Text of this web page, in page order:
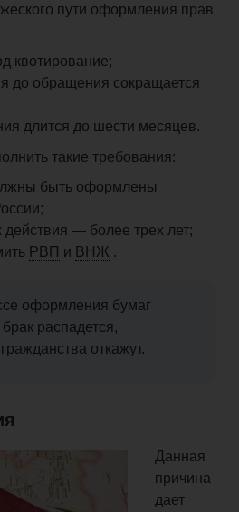
пути оформления прав
квотирование;
до обращения сокращается
длится до шести месяцев.
такие требования:
быть оформлены
действия — более трех лет;
РВП и ВНЖ .
оформления бумаг
распадется ,
откажут.
Данная
причина
дает